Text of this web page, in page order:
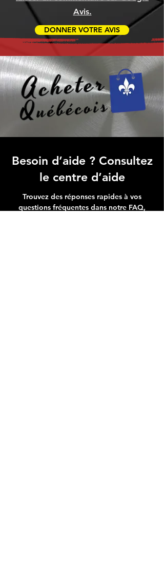
Avis.
DONNER VOTRE AVIS
Besoin d’aide ? Consultez
le centre d’aide
Trouvez des réponses rapides à vos
questions fréquentes dans notre FAQ,